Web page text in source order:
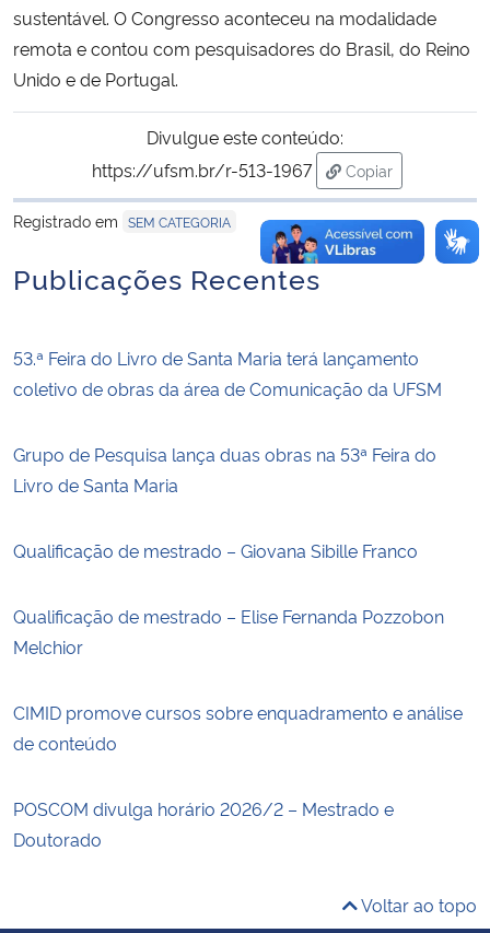
Banco Central do Brasil
Planalto
sustentável. O Congresso aconteceu na modalidade
remota e contou com pesquisadores do Brasil, do Reino
Unido e de Portugal.
Divulgue este conteúdo:
https://ufsm.br/r-513-1967
Copiar
para área de
Registrado em SEM CATEGORIA
Publicações Recentes
53.ª Feira do Livro de Santa Maria terá lançamento
coletivo de obras da área de Comunicação da UFSM
Grupo de Pesquisa lança duas obras na 53ª Feira do
Livro de Santa Maria
Qualificação de mestrado – Giovana Sibille Franco
Qualificação de mestrado – Elise Fernanda Pozzobon
Melchior
CIMID promove cursos sobre enquadramento e análise
de conteúdo
POSCOM divulga horário 2026/2 – Mestrado e
Doutorado
Voltar ao topo